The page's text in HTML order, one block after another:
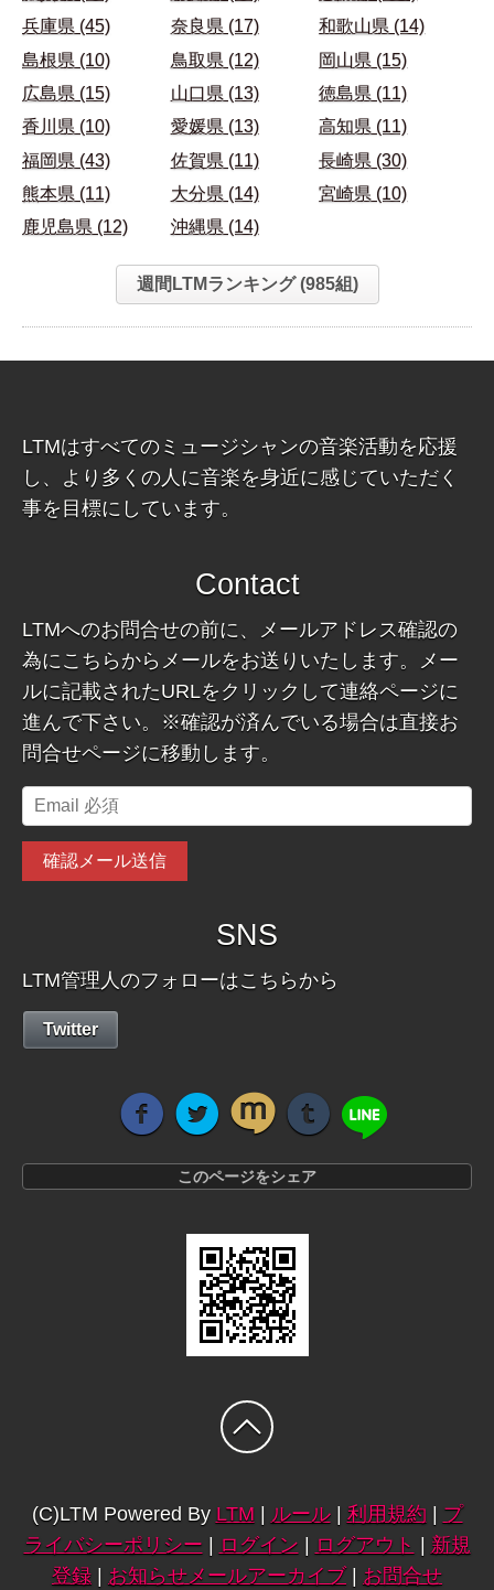
兵庫県 (45)
奈良県 (17)
和歌山県 (14)
島根県 (10)
鳥取県 (12)
岡山県 (15)
広島県 (15)
山口県 (13)
徳島県 (11)
香川県 (10)
愛媛県 (13)
高知県 (11)
福岡県 (43)
佐賀県 (11)
長崎県 (30)
熊本県 (11)
大分県 (14)
宮崎県 (10)
鹿児島県 (12)
沖縄県 (14)
週間LTMランキング (985組)
LTMはすべてのミュージシャンの音楽活動を応援
し、より多くの人に音楽を身近に感じていただく
事を目標にしています。
Contact
LTMへのお問合せの前に、メールアドレス確認の
為にこちらからメールをお送りいたします。メー
ルに記載されたURLをクリックして連絡ページに
進んで下さい。※確認が済んでいる場合は直接お
問合せページに移動します。
SNS
LTM管理人のフォローはこちらから
Twitter
このページをシェア
(C)LTM Powered By LTM | ルール| 利用規約 | プ
ライバシーポリシー | ログイン | ログアウト | 新規
登録 | お知らせメールアーカイブ| お問合せ